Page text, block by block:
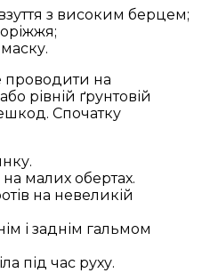
з високим берцем;
проводити на
рівній ґрунтовій
Спочатку
малих обертах.
на невеликій
і заднім гальмом
під час руху.